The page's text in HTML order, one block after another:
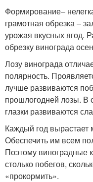
Формирование–
грамотная обрезка –
урожая вкусных ягод.
обрезку винограда
Лозу винограда
полярность.
лучше развиваются
прошлогодней лозы. В
глазки развиваются
Каждый год вырастает
Обеспечить им всем
Поэтому виноградные
столько побегов,
«прокормить».